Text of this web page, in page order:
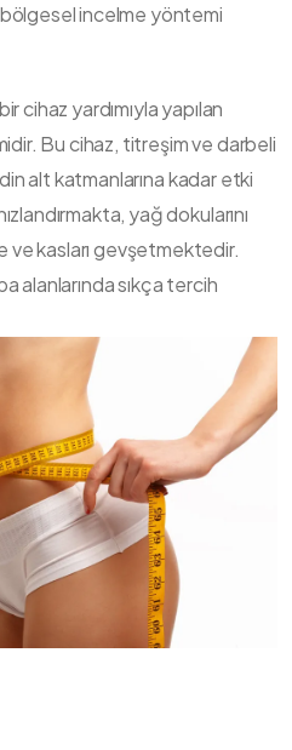
bölgesel incelme yöntemi
cihaz yardımıyla yapılan
Bu cihaz, titreşim ve darbeli
alt katmanlarına kadar etki
yağ dokularını
kasları gevşetmektedir.
alanlarında sıkça tercih